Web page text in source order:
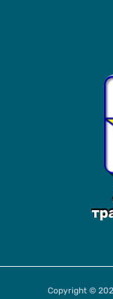
Copyright ©